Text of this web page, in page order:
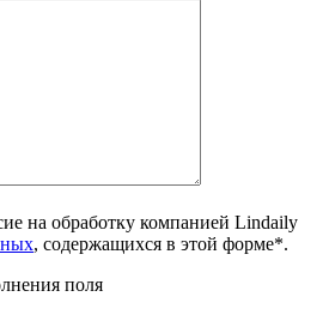
на обработку компанией Lindaily
, содержащихся в этой форме*.
поля